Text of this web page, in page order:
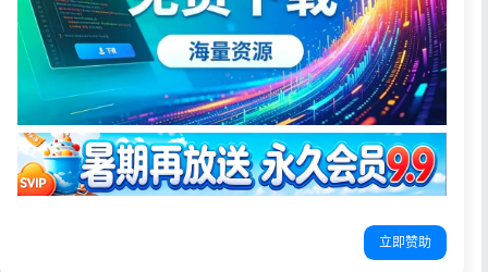
彩虹源码网
2026-06-04 41阅读
做站长、搞开发必看！这个源码资源站我私藏很久了
玩网站搭建、做小程序开发也有好几年了，从刚开始到处找
源码、踩坑无数，到现在慢慢摸清门路，最深的感触就是：
找对一个靠谱的源码资源站，真的能少走一半弯路。
平时不管是自己练手、做毕业设计，还是帮客户搭小型网
站、开发小程序，最头疼的就是找优质源码。要么是网上零
立即赞助